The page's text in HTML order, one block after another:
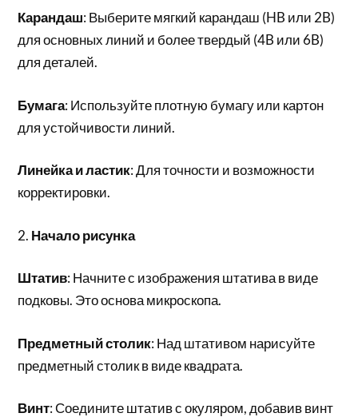
Карандаш: Выберите мягкий карандаш (HB или 2B)
для основных линий и более твердый (4B или 6B)
для деталей.
Бумага: Используйте плотную бумагу или картон
для устойчивости линий.
Линейка и ластик: Для точности и возможности
корректировки.
2. Начало рисунка
Штатив: Начните с изображения штатива в виде
подковы. Это основа микроскопа.
Предметный столик: Над штативом нарисуйте
предметный столик в виде квадрата.
Винт: Соедините штатив с окуляром, добавив винт